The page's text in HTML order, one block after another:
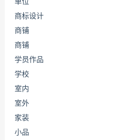
单位
商标设计
商铺
商铺
学员作品
学校
室内
室外
家装
小品